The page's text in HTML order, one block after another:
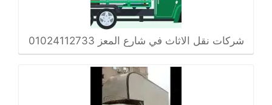
شركات نقل الاثاث في شارع المعز 01024112733